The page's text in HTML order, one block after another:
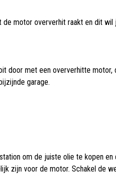
motor oververhit raakt en dit wil
door met een oververhitte motor,
garage.
om de juiste olie te kopen
zijn voor de motor. Schakel de